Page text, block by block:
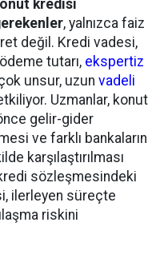
kredisi
, yalnızca faiz
değil. Kredi vadesi,
tutarı, ekspertiz
unsur, uzun vadeli
Uzmanlar, konut
gelir-gider
ve farklı bankaların
karşılaştırılması
sözleşmesindeki
ilerleyen süreçte
riskini